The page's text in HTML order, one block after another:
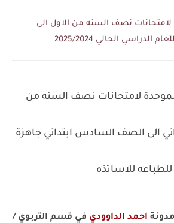
لامتحانات نصف السنه من الاول الى
الحالي 2025/2024
لامتحانات نصف السنه من
الى الصف السادس ابتدائي جاهزة
للطباعه للاساتذه
احمد الداوودي في قسم التربوي /